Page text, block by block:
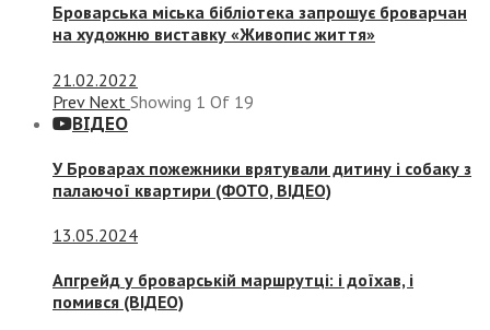
Броварська міська бібліотека запрошує броварчан
на художню виставку «Живопис життя»
21.02.2022
Prev Next Showing 1 Of 19
ВІДЕО
У Броварах пожежники врятували дитину і собаку з
палаючої квартири (ФОТО, ВІДЕО)
13.05.2024
Апгрейд у броварській маршрутці: і доїхав, і
помився (ВІДЕО)